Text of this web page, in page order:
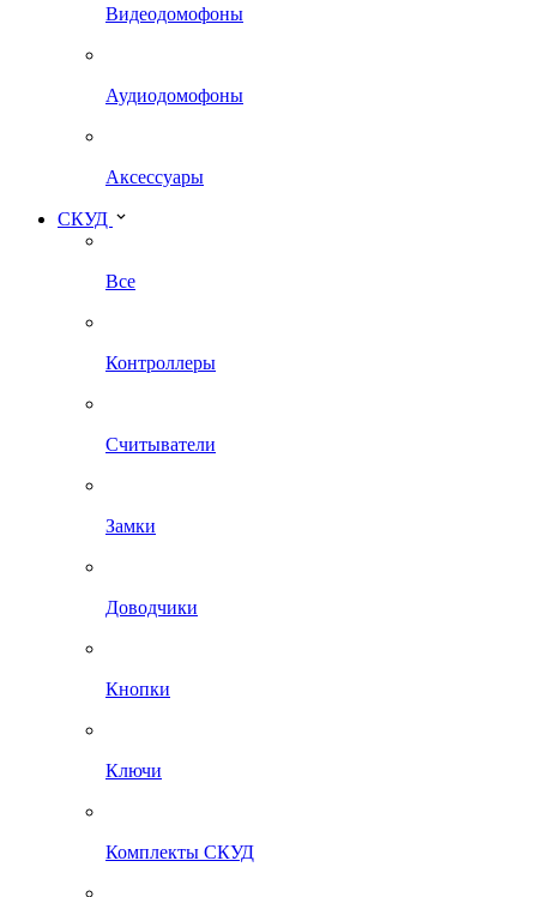
Видеодомофоны
Аудиодомофоны
Аксессуары
СКУД
Все
Контроллеры
Считыватели
Замки
Доводчики
Кнопки
Ключи
Комплекты СКУД